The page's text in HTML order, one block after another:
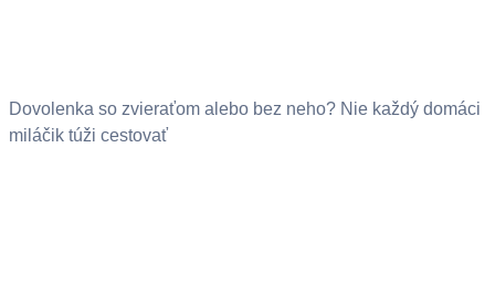
Dovolenka so zvieraťom alebo bez neho? Nie každý domáci
miláčik túži cestovať